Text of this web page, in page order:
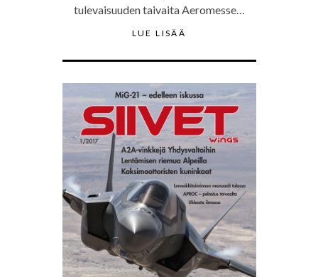
tulevaisuuden taivaita Aeromesse…
LUE LISÄÄ